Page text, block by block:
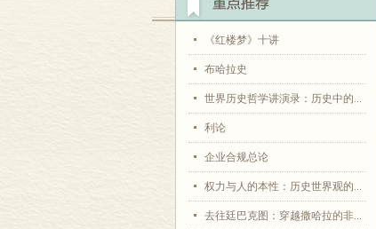
《红楼梦》十讲
布哈拉史
世界历史哲学讲演录：历史中的...
利论
企业合规总论
权力与人的本性：历史世界观的...
去往廷巴克图：穿越撒哈拉的非...